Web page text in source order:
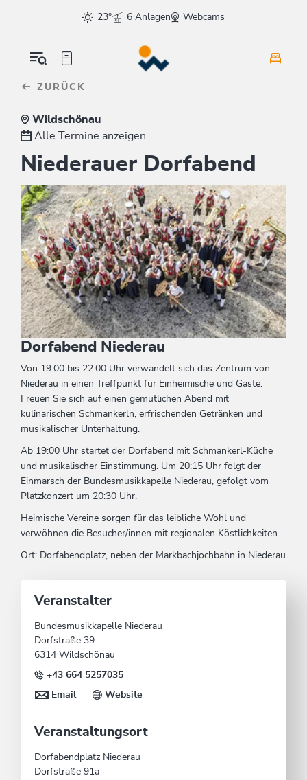
sr.skip-to.main-content
sr.skip-to.table-of-contents
sr.skip-to.main-navigation
23°
6 Anlagen Webcams
ZURÜCK
Wildschönau
Alle Termine anzeigen
Niederauer Dorfabend
Dorfabend Niederau
Von 19:00 bis 22:00 Uhr verwandelt sich das Zentrum von
Niederau in einen Treffpunkt für Einheimische und Gäste.
Freuen Sie sich auf einen gemütlichen Abend mit
kulinarischen Schmankerln, erfrischenden Getränken und
musikalischer Unterhaltung.
Ab 19:00 Uhr startet der Dorfabend mit Schmankerl-Küche
und musikalischer Einstimmung. Um 20:15 Uhr folgt der
Einmarsch der Bundesmusikkapelle Niederau, gefolgt vom
Platzkonzert um 20:30 Uhr.
Heimische Vereine sorgen für das leibliche Wohl und
verwöhnen die Besucher/innen mit regionalen Köstlichkeiten.
Ort: Dorfabendplatz, neben der Markbachjochbahn in Niederau
Veranstalter
Bundesmusikkapelle Niederau
Dorfstraße 39
6314 Wildschönau
+43 664 5257035
Email Website
Veranstaltungsort
Dorfabendplatz Niederau
Dorfstraße 91a